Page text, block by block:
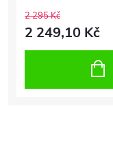
2 295 Kč
2 249,10 Kč